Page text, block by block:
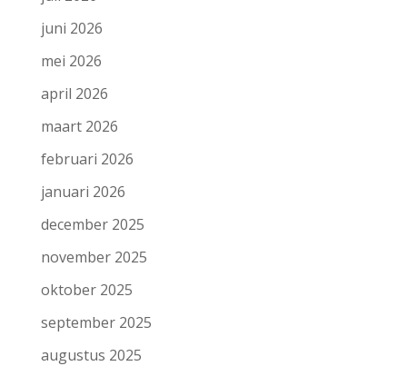
juni 2026
mei 2026
april 2026
maart 2026
februari 2026
januari 2026
december 2025
november 2025
oktober 2025
september 2025
augustus 2025